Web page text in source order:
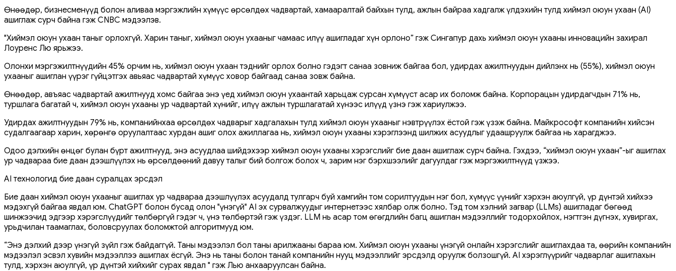
Өнөөдөр, бизнесменүүд болон аливаа мэргэжлийн хүмүүс өрсөлдөх чадвартай, хамааралтай байхын тулд, ажлын байраа хадгалж үлдэхийн тулд хиймэл оюун ухаан (AI)
ашиглаж сурч байна гэж CNBC мэдээлэв.
"Хиймэл оюун ухаан таныг орлохгүй. Харин таныг, хиймэл оюун ухааныг чамаас илүү ашигладаг хүн орлоно” гэж Сингапур дахь хиймэл оюун ухааны инновацийн захирал
Лоуренс Лю ярьжээ.
Олонхи мэргэжилтнүүдийн 45% орчим нь, хиймэл оюун ухаан тэднийг орлох болно гэдэгт санаа зовниж байгаа бол, удирдах ажилтнуудын дийлэнх нь (55%), хиймэл оюун
ухааныг ашиглан үүрэг гүйцэтгэх авьяас чадвартай хүмүүс ховор байгаад санаа зовж байна.
Өнөөдөр, авъяас чадвартай ажилтнууд хомс байгаа энэ үед хиймэл оюун ухаантай харьцаж сурсан хүмүүст асар их боломж байна. Корпорацын удирдагчдын 71% нь,
туршлага багатай ч, хиймэл оюун ухааны ур чадвартай хүнийг, илүү ажлын туршлагатай хүнээс илүүд үзнэ гэж хариулжээ.
Удирдах ажилтнуудын 79% нь, компанийнхаа өрсөлдөх чадварыг хадгалахын тулд хиймэл оюун ухааныг нэвтрүүлэх ёстой гэж үзэж байна. Майкрософт компанийн хийсэн
судалгаагаар харин, хөрөнгө оруулалтаас хурдан ашиг олох ажиллагаа нь, хиймэл оюун ухааны хэрэглээнд шилжих асуудлыг удаашруулж байгаа нь харагджээ.
Одоо дэлхийн өнцөг булан бүрт ажилтнууд, энэ асуудлаа шийдэхээр хиймэл оюун ухааны хэрэгслийг бие даан ашиглаж сурч байна. Гэхдээ, “хиймэл оюун ухаан”-ыг ашиглах
ур чадвараа бие даан дээшлүүлэх нь өрсөлдөөний давуу талыг бий болгож болох ч, зарим нэг бэрхшээлийг дагуулдаг гэж мэргэжилтнүүд үзжээ.
AI технологид бие даан суралцах эрсдэл
Бие даан хиймэл оюун ухааныг ашиглах ур чадвараа дээшлүүлэх асуудалд тулгарч буй хамгийн том сорилтуудын нэг бол, хүмүүс үүнийг хэрхэн аюулгүй, үр дүнтэй хийхээ
мэдэхгүй байгаа явдал юм. ChatGPT болон бусад олон "үнэгүй" AI эх сурвалжуудыг интернетээс хялбар олж болно. Тэд том хэлний загвар (LLMs) ашигладаг бөгөөд
шинжээчид эдгээр хэрэгслүүдийг төлбөргүй гэдэг ч, үнэ төлбөртэй гэж үздэг. LLM нь асар том өгөгдлийн багц ашиглан мэдээллийг тодорхойлох, нэгтгэн дүгнэх, хувиргах,
урьдчилан таамаглах, боловсруулах боломжтой алгоритмууд юм.
“Энэ дэлхий дээр үнэгүй зүйл гэж байдаггүй. Таны мэдээлэл бол таны арилжааны бараа юм. Хиймэл оюун ухааны үнэгүй онлайн хэрэгслийг ашиглахдаа та, өөрийн компанийн
мэдээлэл эсвэл хувийн мэдээллээ ашиглах ёсгүй. Энэ нь таны болон танай компанийн нууц мэдээллийг эрсдэлд оруулж болзошгүй. AI хэрэглүүрийг чадварлаг ашиглахын
тулд, хэрхэн аюулгүй, үр дүнтэй хийхийг сурах явдал " гэж Лью анхааруулсан байна.